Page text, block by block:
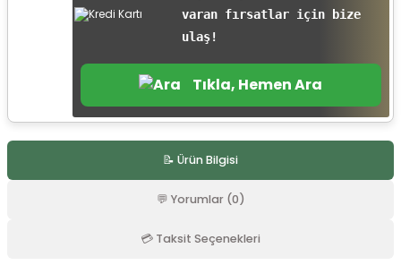
varan fırsatlar için bize
ulaş!
Tıkla, Hemen Ara
📝 Ürün Bilgisi
💬 Yorumlar (0)
💳 Taksit Seçenekleri